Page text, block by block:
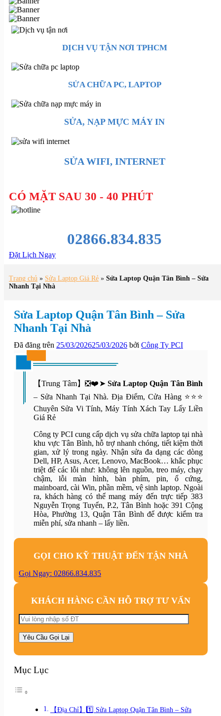
DỊCH VỤ TẬN NƠI TPHCM
SỬA CHỮA PC, LAPTOP
SỬA, NẠP MỰC MÁY IN
SỬA WIFI, INTERNET
CÓ MẶT SAU 30 - 40 PHÚT
02866.834.835
Đặt Lịch Ngay
Trang chủ » Sửa Laptop Giá Rẻ » Sửa Laptop Quận Tân Bình – Sửa
Nhanh Tại Nhà
Sửa Laptop Quận Tân Bình – Sửa
Nhanh Tại Nhà
Đã đăng trên 25/03/202625/03/2026 bởi Công Ty PCI
【Trung Tâm】❎❤️➤ Sửa Laptop Quận Tân Bình
– Sửa Nhanh Tại Nhà. Địa Điểm, Cửa Hàng ⭐⭐⭐
Chuyên Sửa Vi Tính, Máy Tính Xách Tay Lấy Liền
Giá Rẻ
Công ty PCI cung cấp dịch vụ sửa chữa laptop tại nhà
khu vực Tân Bình, hỗ trợ nhanh chóng, tiết kiệm thời
gian, xử lý trong ngày. Nhận sửa đa dạng các dòng
Dell, HP, Asus, Acer, Lenovo, MacBook… khắc phục
triệt để các lỗi như: không lên nguồn, treo máy, chạy
chậm, lỗi màn hình, bàn phím, pin, ổ cứng,
mainboard, cài Win, phần mềm, vệ sinh laptop. Ngoài
ra, khách hàng có thể mang máy đến trực tiếp 383
Nguyễn Trọng Tuyển, P.2, Tân Bình hoặc 391 Cộng
Hòa, Phường 13, Quận Tân Bình để được kiểm tra
miễn phí, sửa nhanh – lấy liền.
GỌI CHO KỸ THUẬT ĐẾN TẬN NHÀ
Gọi Ngay: 02866.834.835
KHÁCH HÀNG CẦN HỖ TRỢ TƯ VẤN
Mục Lục
【Địa Chỉ】1️⃣ Sửa Laptop Quận Tân Bình – Sửa